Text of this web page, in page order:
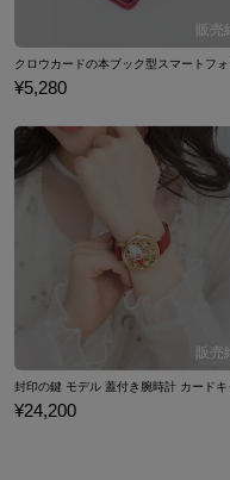
クロウカードの本ブック型スマートフ
¥5,280
封印の鍵 モデル 蓋付き腕時計 カード
¥24,200